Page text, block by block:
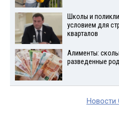
Школы и
условием для
кварталов
Алименты:
разведенные